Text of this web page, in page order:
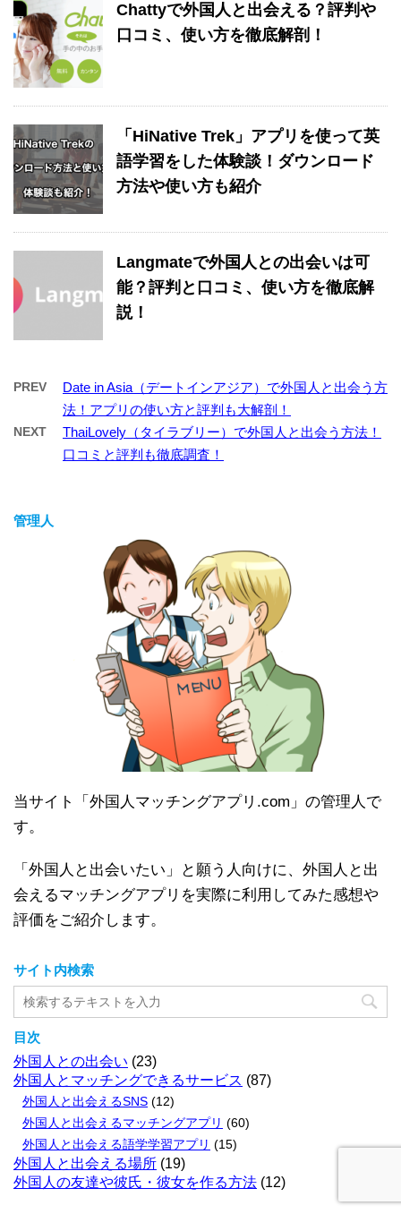
Chattyで外国人と出会える？評判や
口コミ、使い方を徹底解剖！
「HiNative Trek」アプリを使って英
語学習をした体験談！ダウンロード
方法や使い方も紹介
Langmateで外国人との出会いは可
能？評判と口コミ、使い方を徹底解
説！
PREV
Date in Asia（デートインアジア）で外国人と出会う方
法！アプリの使い方と評判も大解剖！
NEXT
ThaiLovely（タイラブリー）で外国人と出会う方法！
口コミと評判も徹底調査！
管理人
当サイト「外国人マッチングアプリ.com」の管理人で
す。
「外国人と出会いたい」と願う人向けに、外国人と出
会えるマッチングアプリを実際に利用してみた感想や
評価をご紹介します。
サイト内検索
目次
外国人との出会い (23)
外国人とマッチングできるサービス (87)
外国人と出会えるSNS (12)
外国人と出会えるマッチングアプリ (60)
外国人と出会える語学学習アプリ (15)
外国人と出会える場所 (19)
外国人の友達や彼氏・彼女を作る方法 (12)